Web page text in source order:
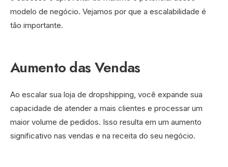
modelo de negócio. Vejamos por que a escalabilidade é
tão importante.
Aumento das Vendas
Ao escalar sua loja de dropshipping, você expande sua
capacidade de atender a mais clientes e processar um
maior volume de pedidos. Isso resulta em um aumento
significativo nas vendas e na receita do seu negócio.